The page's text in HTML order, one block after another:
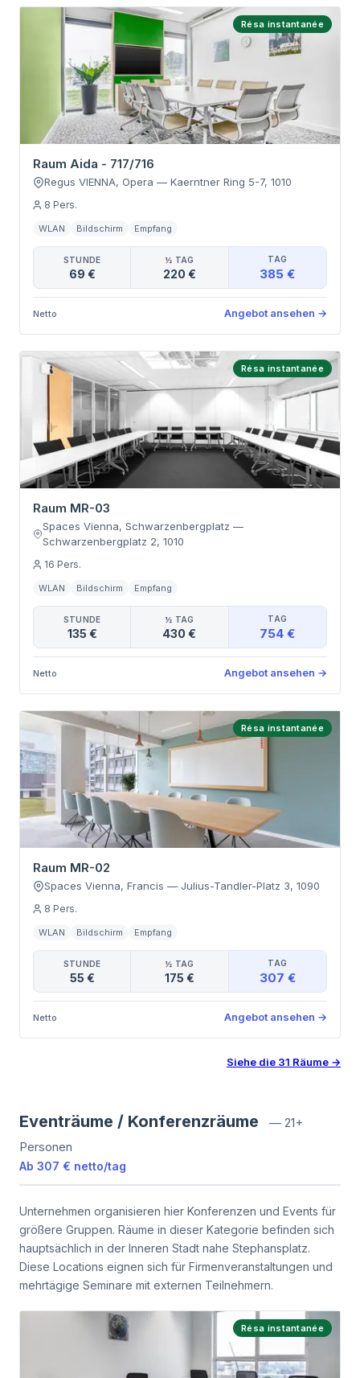
Résa instantanée
Raum Aida - 717/716
Regus VIENNA, Opera — Kaerntner Ring 5-7, 1010
8 Pers.
WLAN Bildschirm Empfang
STUNDE
69 €
½ TAG
220 €
TAG
385 €
Netto Angebot ansehen →
Résa instantanée
Raum MR-03
Spaces Vienna, Schwarzenbergplatz —
Schwarzenbergplatz 2, 1010
16 Pers.
WLAN Bildschirm Empfang
STUNDE
135 €
½ TAG
430 €
TAG
754 €
Netto Angebot ansehen →
Résa instantanée
Raum MR-02
Spaces Vienna, Francis — Julius-Tandler-Platz 3, 1090
8 Pers.
WLAN Bildschirm Empfang
STUNDE
55 €
½ TAG
175 €
TAG
307 €
Netto Angebot ansehen →
Siehe die 31 Räume →
Eventräume / Konferenzräume — 21+
Personen
Ab 307 € netto/tag
Unternehmen organisieren hier Konferenzen und Events für
größere Gruppen. Räume in dieser Kategorie befinden sich
hauptsächlich in der Inneren Stadt nahe Stephansplatz.
Diese Locations eignen sich für Firmenveranstaltungen und
mehrtägige Seminare mit externen Teilnehmern.
Résa instantanée